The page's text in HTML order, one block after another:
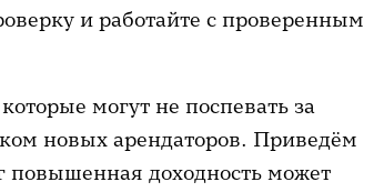
и работайте с проверенным
могут не поспевать за
новых арендаторов. Приведём
повышенная доходность может